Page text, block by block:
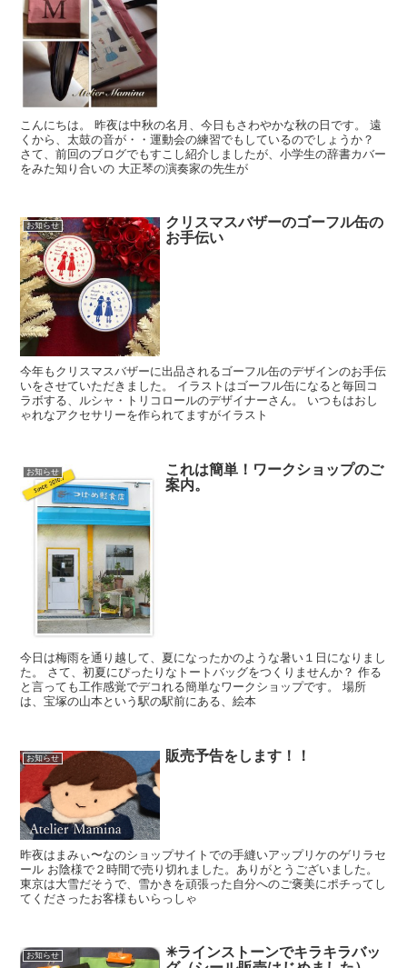
こんにちは。 昨夜は中秋の名月、今日もさわやかな秋の日です。 遠
くから、太鼓の音が・・運動会の練習でもしているのでしょうか？
さて、前回のブログでもすこし紹介しましたが、小学生の辞書カバー
をみた知り合いの 大正琴の演奏家の先生が
お知らせ
クリスマスバザーのゴーフル缶の
お手伝い
今年もクリスマスバザーに出品されるゴーフル缶のデザインのお手伝
いをさせていただきました。 イラストはゴーフル缶になると毎回コ
ラボする、ルシャ・トリコロールのデザイナーさん。 いつもはおし
ゃれなアクセサリーを作られてますがイラスト
お知らせ
これは簡単！ワークショップのご
案内。
今日は梅雨を通り越して、夏になったかのような暑い１日になりまし
た。 さて、初夏にぴったりなトートバッグをつくりませんか？ 作る
と言っても工作感覚でデコれる簡単なワークショップです。 場所
は、宝塚の山本という駅の駅前にある、絵本
お知らせ 販売予告をします！！
昨夜はまみぃ〜なのショップサイトでの手縫いアップリケのゲリラセ
ール お陰様で２時間で売り切れました。ありがとうございました。
東京は大雪だそうで、雪かきを頑張った自分へのご褒美にポチってし
てくださったお客様もいらっしゃ
お知らせ
✳︎ラインストーンでキラキラバッ